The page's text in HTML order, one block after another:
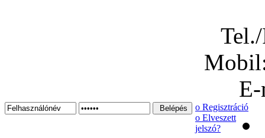
ο Regisztráció
ο Elveszett
jelszó?